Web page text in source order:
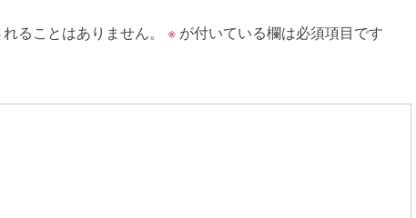
ることはありません。 ※ が付いている欄は必須項目です